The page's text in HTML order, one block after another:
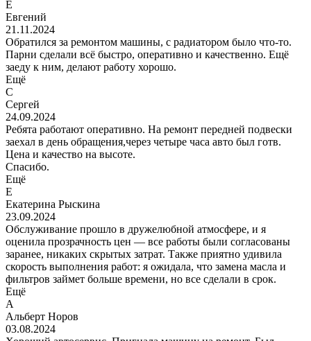
Е
Евгений
21.11.2024
Обратился за ремонтом машины, с радиатором было что-то.
Парни сделали всё быстро, оперативно и качественно. Ещё
заеду к ним, делают работу хорошо.
Ещё
С
Сергей
24.09.2024
Ребята работают оперативно. На ремонт передней подвески
заехал в день обращения,через четыре часа авто был готв.
Цена и качество на высоте.
Спасибо.
Ещё
Е
Екатерина Рыскина
23.09.2024
Обслуживание прошло в дружелюбной атмосфере, и я
оценила прозрачность цен — все работы были согласованы
заранее, никаких скрытых затрат. Также приятно удивила
скорость выполнения работ: я ожидала, что замена масла и
фильтров займет больше времени, но все сделали в срок.
Ещё
А
Альберт Норов
03.08.2024